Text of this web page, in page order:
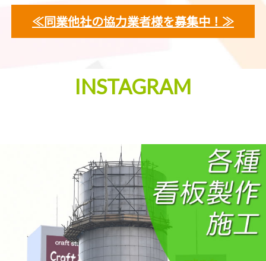
≪同業他社の協力業者様を募集中！≫
INSTAGRAM